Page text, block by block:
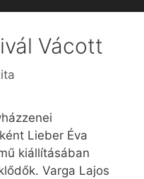
Vácott
Lieber Éva
kiállításában
Varga Lajos